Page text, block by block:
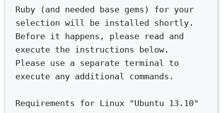
Ruby (and needed base gems ) for your
selection will be installed shortly.
Before it happens, please read and
execute the instructions below.
Please use a separate terminal
to
execute any additional commands.
Requirements for Linux "Ubuntu 13.10"